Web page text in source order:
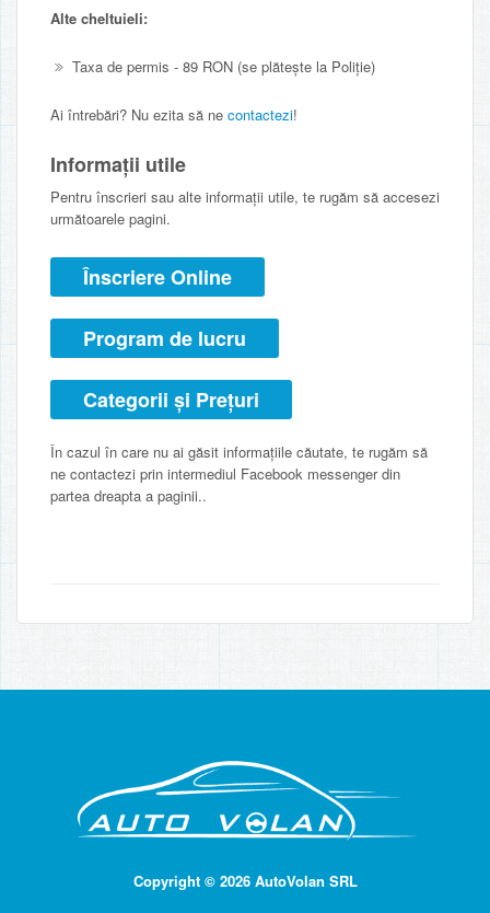
Alte cheltuieli:
Taxa de permis - 89 RON (se plătește la Poliție)
Ai întrebări? Nu ezita să ne contactezi!
Informații utile
Pentru înscrieri sau alte informații utile, te rugăm să accesezi
următoarele pagini.
Înscriere Online
Program de lucru
Categorii și Prețuri
În cazul în care nu ai găsit informațiile căutate, te rugăm să
ne contactezi prin intermediul Facebook messenger din
partea dreapta a paginii..
Copyright © 2026 AutoVolan SRL